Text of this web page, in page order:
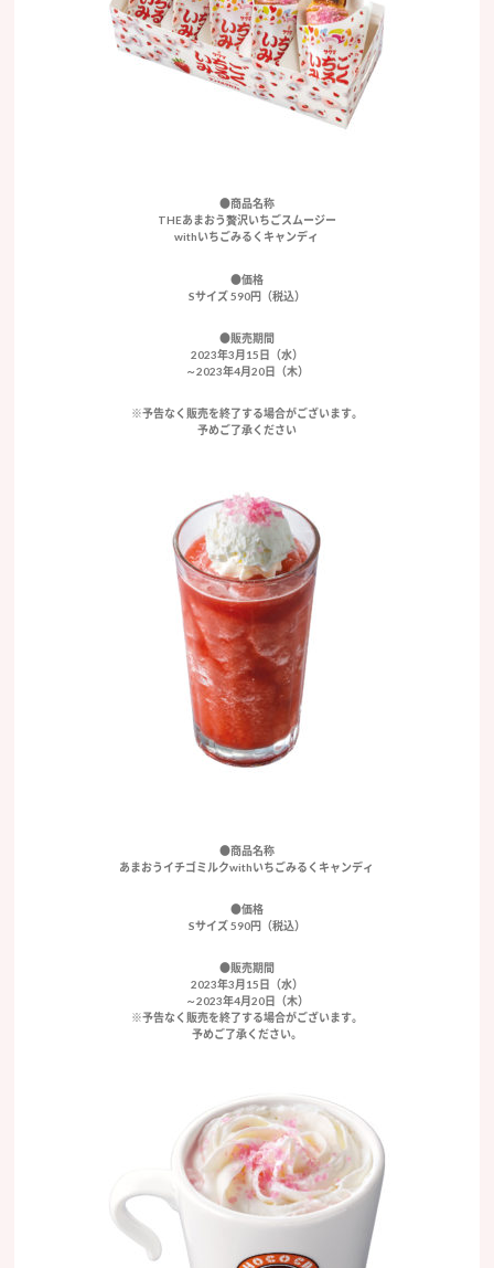
●商品名称
THEあまおう贅沢いちごスムージー
withいちごみるくキャンディ
●価格
Sサイズ 590円（税込）
●販売期間
2023年3月15日（水）
～2023年4月20日（木）
※予告なく販売を終了する場合がございます。
予めご了承ください
●商品名称
あまおうイチゴミルクwithいちごみるくキャンディ
●価格
Sサイズ 590円（税込）
●販売期間
2023年3月15日（水）
～2023年4月20日（木）
※予告なく販売を終了する場合がございます。
予めご了承ください。